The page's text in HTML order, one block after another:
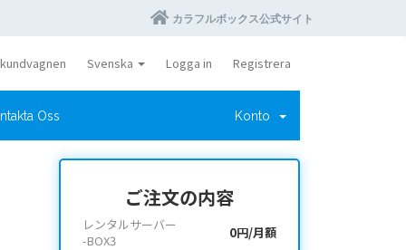
カラフルボックス公式サイト
Svenska Logga in Registrera
Oss Konto
ご注文の内容
レンタルサーバー
-BOX3
0円/月額